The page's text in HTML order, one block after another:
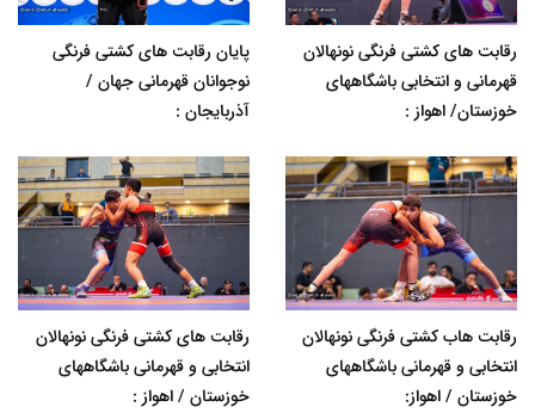
رقابت های کشتی فرنگی نونهالان
قهرمانی و انتخابی باشگاههای
خوزستان/ اهواز :
پایان رقابت های کشتی فرنگی
نوجوانان قهرمانی جهان /
آذربایجان :
رقابت هاب کشتی فرنگی نونهالان
انتخابی و قهرمانی باشگاههای
خوزستان / اهواز:
رقابت های کشتی فرنگی نونهالان
انتخابی و قهرمانی باشگاههای
خوزستان / اهواز :